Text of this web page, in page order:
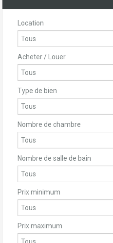
Location
Acheter / Louer
Type de bien
Nombre de chambre
Nombre de salle de bain
Prix minimum
Prix maximum